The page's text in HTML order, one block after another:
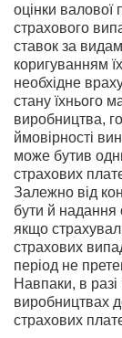
оцінки валової
страхового
ставок за
коригуванням
необхідне
стану їхнього
виробництва,
ймовірності
може бутив
страхових
Залежно від
бути й надання
якщо
страхових
період не
Навпаки, в разі
виробництвах
страхових